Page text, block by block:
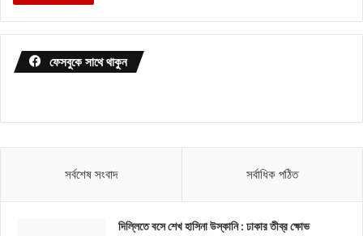
ফেসবুকে সাথে থাকুন
সর্বশেষ সংবাদ সর্বাধিক পঠিত
দিল্লিতে বসে শেখ হাসিনা উস্কানি : ঢাকার তীব্র ক্ষোভ